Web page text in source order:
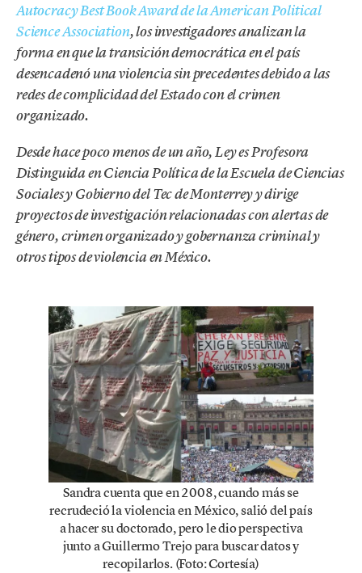
Autocracy Best Book Award de la American Political
Science Association, los investigadores analizan la
forma en que la transición democrática en el país
desencadenó una violencia sin precedentes debido a las
redes de complicidad del Estado con el crimen
organizado.
Desde hace poco menos de un año, Ley es Profesora
Distinguida en Ciencia Política de la Escuela de Ciencias
Sociales y Gobierno del Tec de Monterrey y dirige
proyectos de investigación relacionadas con alertas de
género, crimen organizado y gobernanza criminal y
otros tipos de violencia en México.
Sandra cuenta que en 2008, cuando más se
recrudeció la violencia en México, salió del país
a hacer su doctorado, pero le dio perspectiva
junto a Guillermo Trejo para buscar datos y
recopilarlos. (Foto: Cortesía)